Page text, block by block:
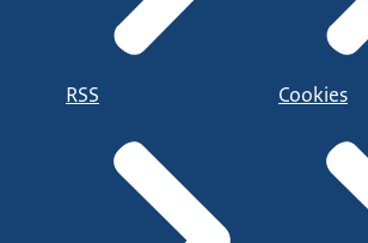
RSS Cookies